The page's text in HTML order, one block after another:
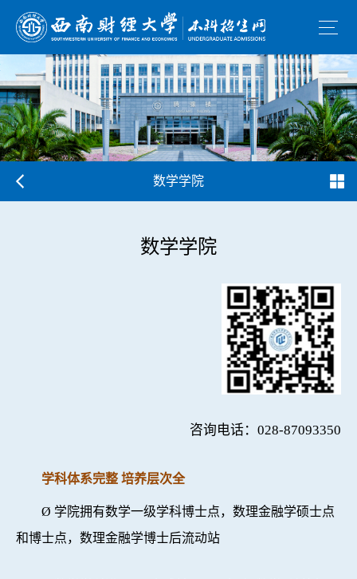
数学学院
数学学院
咨询电话： 028-87093350
学科体系完整 培养层次全
Ø 学院拥有数学一级学科博士点，数理金融学硕士点
和博士点，数理金融学博士后流动站